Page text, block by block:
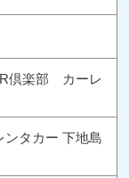
倶楽部 カーレ
ンタカー 下地島